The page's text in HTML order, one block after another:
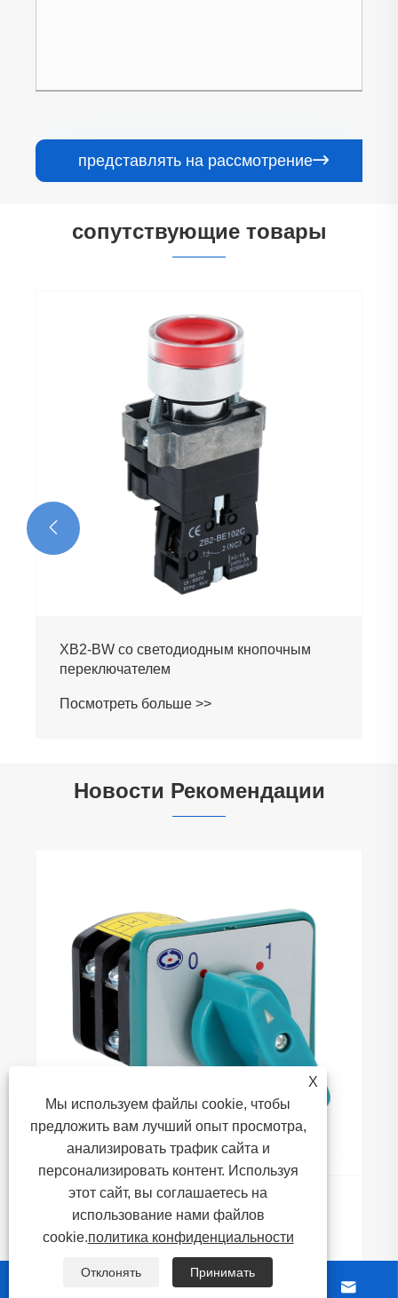
представлять на рассмотрение
сопутствующие товары
XB2-BW со светодиодным кнопочным
переключателем
Посмотреть больше >>

Новости Рекомендации
Как комбинированные переключатели
повышают безопасность в
промышленных электрических системах
управления?
Посмотреть больше >>
 
X
Мы используем файлы cookie, чтобы
предложить вам лучший опыт просмотра,
анализировать трафик сайта и
персонализировать контент. Используя
этот сайт, вы соглашаетесь на
использование нами файлов
cookie.политика конфиденциальности
Отклонять Принимать